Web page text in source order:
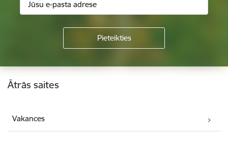
Kājene
Ātrās saites
Vakances